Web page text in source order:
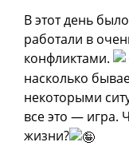
В этот день
работали в
конфликтами.
насколько
некоторыми
все это — игра.
жизни?